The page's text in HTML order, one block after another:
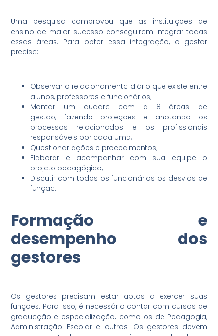
Uma pesquisa comprovou que as instituições de
ensino de maior sucesso conseguiram integrar todas
essas áreas. Para obter essa integração, o gestor
precisa:
Observar o relacionamento diário que existe entre
alunos, professores e funcionários;
Montar um quadro com a 8 áreas de
gestão, fazendo projeções e anotando os
processos relacionados e os profissionais
responsáveis por cada uma;
Questionar ações e procedimentos;
Elaborar e acompanhar com sua equipe o
projeto pedagógico;
Discutir com todos os funcionários os desvios de
função.
Formação e
desempenho dos
gestores
Os gestores precisam estar aptos a exercer suas
funções. Para isso, é necessário contar com cursos de
graduação e especialização, como os de Pedagogia,
Administração Escolar e outros. Os gestores devem